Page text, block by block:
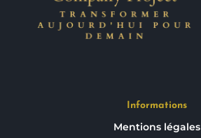
Informations
Mentions légales